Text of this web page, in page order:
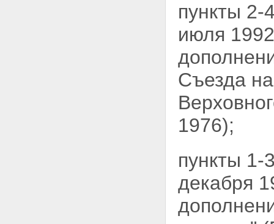
пункты 2-
июля
Съезда
1976);
пункты 1-
декабря